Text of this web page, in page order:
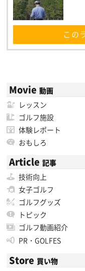
この
Movie 動画
レッスン
ゴルフ施設
体験レポート
おもしろ
Article 記事
技術向上
女子ゴルフ
ゴルフグッズ
トピック
ゴルフ動画紹介
PR・GOLFES
Store 買い物